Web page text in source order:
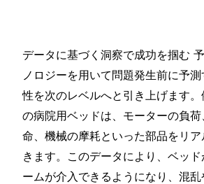
データに基づく洞察で成功を掴む
ノロジーを用いて問題発生前に予
性を次のレベルへと引き上げます
の病院用ベッドは、モーターの負
命、機械の摩耗といった部品をリ
きます。このデータにより、ベッ
ームが介入できるようになり、混